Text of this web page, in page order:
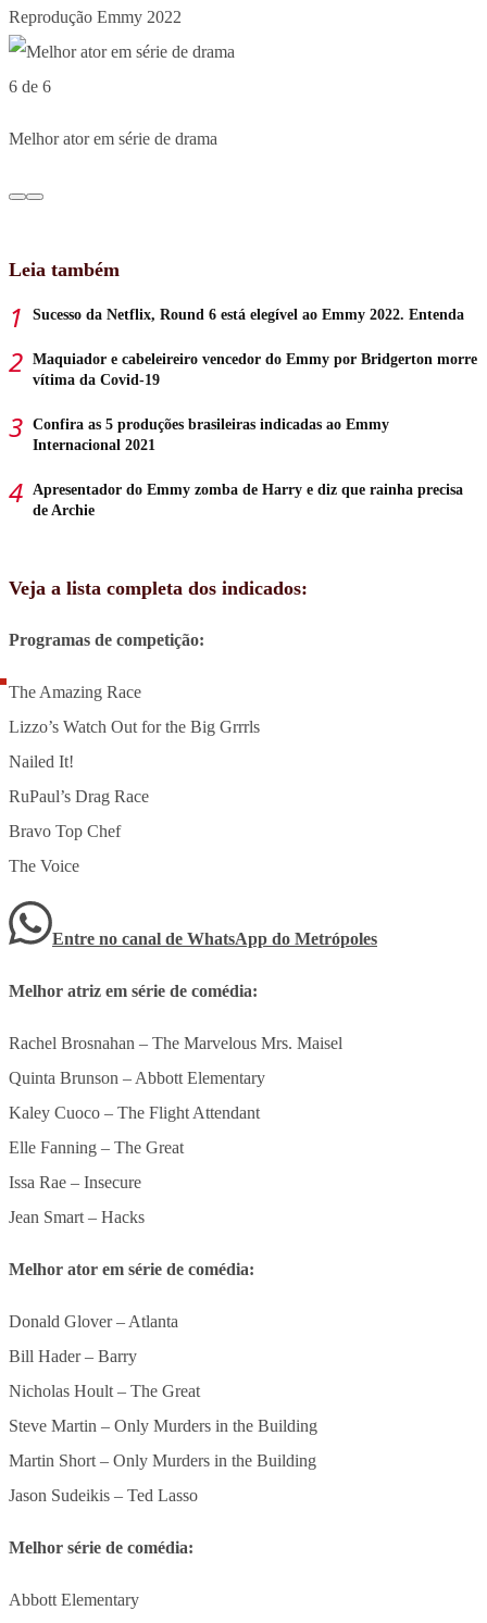
Reprodução Emmy 2022
6 de 6
Melhor ator em série de drama
Leia também
Sucesso da Netflix, Round 6 está elegível ao Emmy 2022. Entenda
Maquiador e cabeleireiro vencedor do Emmy por Bridgerton morre
vítima da Covid-19
Confira as 5 produções brasileiras indicadas ao Emmy
Internacional 2021
Apresentador do Emmy zomba de Harry e diz que rainha precisa
de Archie
Veja a lista completa dos indicados:
Programas de competição:
The Amazing Race
Lizzo’s Watch Out for the Big Grrrls
Nailed It!
RuPaul’s Drag Race
Bravo Top Chef
The Voice
Entre no canal de WhatsApp do Metrópoles
Melhor atriz em série de comédia:
Rachel Brosnahan – The Marvelous Mrs. Maisel
Quinta Brunson – Abbott Elementary
Kaley Cuoco – The Flight Attendant
Elle Fanning – The Great
Issa Rae – Insecure
Jean Smart – Hacks
Melhor ator em série de comédia:
Donald Glover – Atlanta
Bill Hader – Barry
Nicholas Hoult – The Great
Steve Martin – Only Murders in the Building
Martin Short – Only Murders in the Building
Jason Sudeikis – Ted Lasso
Melhor série de comédia:
Abbott Elementary